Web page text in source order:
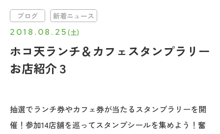
ホコ天ランチ＆カフェスタンプラリー
お店紹介３
2018.08.25 (土)
ブログ 新着ニュース
抽選でランチ券やカフェ券が当たるスタンプラリーを開
催！参加14店舗を巡ってスタンプシールを集めよう！奮